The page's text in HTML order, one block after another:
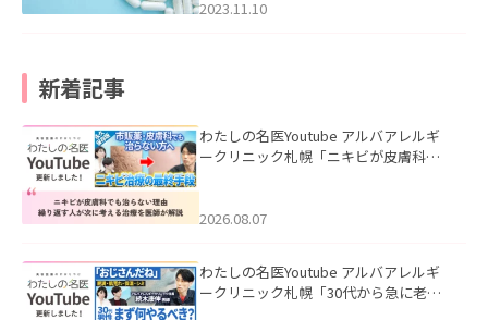
2023.11.10
新着記事
わたしの名医Youtube アルバアレルギ
ークリニック札幌「ニキビが皮膚科で
ました。
2026.08.07
わたしの名医Youtube アルバアレルギ
ークリニック札幌「30代から急に老け